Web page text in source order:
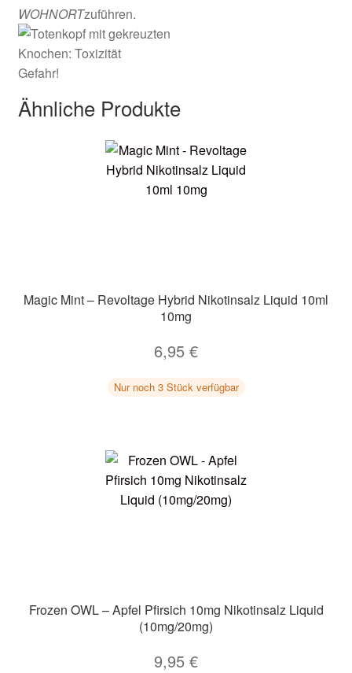
WOHNORTzuführen.
Gefahr!
Ähnliche Produkte
Magic Mint – Revoltage Hybrid Nikotinsalz Liquid 10ml
10mg
6,95 €
Nur noch 3 Stück verfügbar
Frozen OWL – Apfel Pfirsich 10mg Nikotinsalz Liquid
(10mg/20mg)
9,95 €